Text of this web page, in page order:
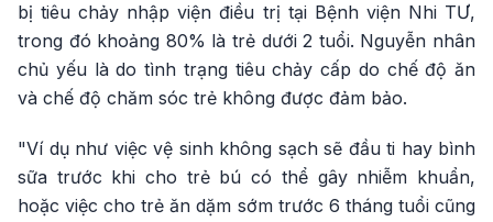
bị tiêu chảy nhập viện điều trị tại Bệnh viện Nhi TƯ,
trong đó khoảng 80% là trẻ dưới 2 tuổi. Nguyễn nhân
chủ yếu là do tình trạng tiêu chảy cấp do chế độ ăn
và chế độ chăm sóc trẻ không được đảm bảo.
"Ví dụ như việc vệ sinh không sạch sẽ đầu ti hay bình
sữa trước khi cho trẻ bú có thể gây nhiễm khuẩn,
hoặc việc cho trẻ ăn dặm sớm trước 6 tháng tuổi cũng